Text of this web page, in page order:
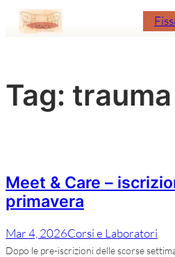
Tag: trauma
Meet & Care –
primavera
Mar 4, 2026Corsi e Laboratori
Dopo le pre-iscrizioni delle scorse